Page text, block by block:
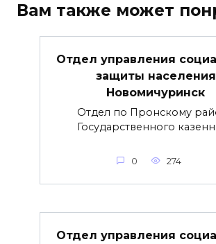
Вам также может
Отдел управления
защиты населения
Новомичуринск
Отдел по Пронскому
Государственного
0 274
Отдел управления